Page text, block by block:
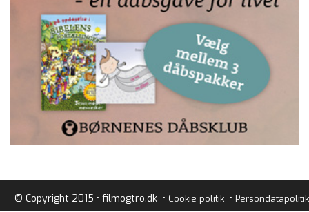
© Copyright 2015 • filmogtro.dk • Cookie politik• Persondatapolitik